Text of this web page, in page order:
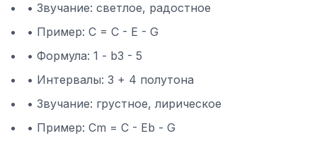
• Звучание: светлое, радостное
• Пример: C = C - E - G
• Формула: 1 - b3 - 5
• Интервалы: 3 + 4 полутона
• Звучание: грустное, лирическое
• Пример: Cm = C - Eb - G